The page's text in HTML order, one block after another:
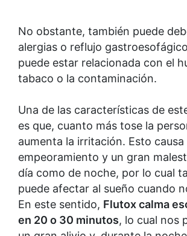
No obstante, también puede
alergias o reflujo
puede estar relacionada con el
tabaco o la contaminación.
Una de las características de
es que, cuanto más tose la
aumenta la irritación. Esto causa
empeoramiento y un gran
día como de noche, por lo cual
puede afectar al sueño cuando
En este sentido, Flutox calma
en 20 o 30 minutos, lo cual nos